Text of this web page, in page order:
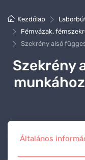
Kezdőlap
Fémvázak,
Szekrény alsó
Szekrény
Általános